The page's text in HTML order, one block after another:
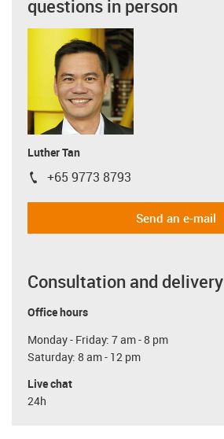
questions in person
Luther Tan
igus-icon-phone
+65 9773 8793
Send an e-mail
Consultation and delivery
Office hours
Monday - Friday: 7 am - 8 pm
Saturday: 8 am - 12 pm
Live chat
24h